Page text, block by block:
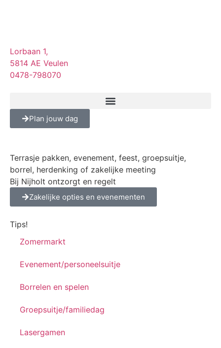
Lorbaan 1,
5814 AE Veulen
0478-798070
Plan jouw dag
Terrasje pakken, evenement, feest, groepsuitje,
borrel, herdenking of zakelijke meeting
Bij Nijholt ontzorgt en regelt
Zakelijke opties en evenementen
Tips!
Zomermarkt
Evenement/personeelsuitje
Borrelen en spelen
Groepsuitje/familiedag
Lasergamen